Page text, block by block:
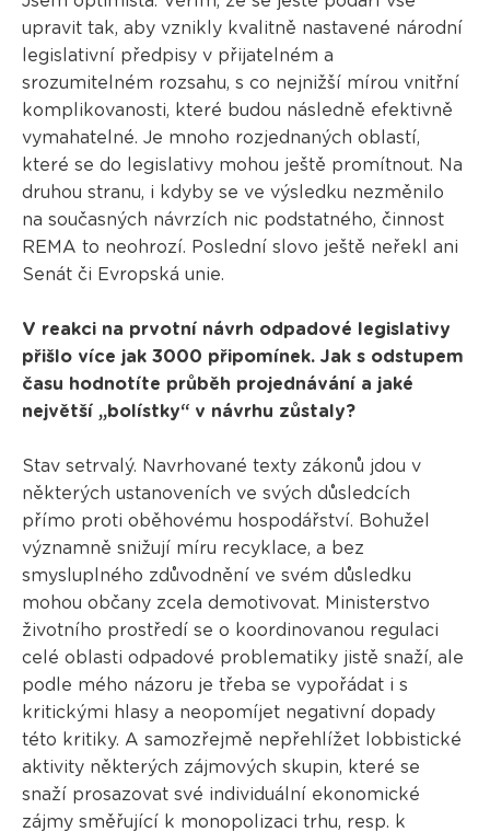
upravit tak, aby vznikly kvalitně nastavené národní
legislativní předpisy v přijatelném a
srozumitelném rozsahu, s co nejnižší mírou vnitřní
komplikovanosti, které budou následně efektivně
vymahatelné. Je mnoho rozjednaných oblastí,
které se do legislativy mohou ještě promítnout. Na
druhou stranu, i kdyby se ve výsledku nezměnilo
na současných návrzích nic podstatného, činnost
REMA to neohrozí. Poslední slovo ještě neřekl ani
Senát či Evropská unie.
V reakci na prvotní návrh odpadové legislativy
přišlo více jak 3000 připomínek. Jak s odstupem
času hodnotíte průběh projednávání a jaké
největší „bolístky“ v návrhu zůstaly?
Stav setrvalý. Navrhované texty zákonů jdou v
některých ustanoveních ve svých důsledcích
přímo proti oběhovému hospodářství. Bohužel
významně snižují míru recyklace, a bez
smysluplného zdůvodnění ve svém důsledku
mohou občany zcela demotivovat. Ministerstvo
životního prostředí se o koordinovanou regulaci
celé oblasti odpadové problematiky jistě snaží, ale
podle mého názoru je třeba se vypořádat i s
kritickými hlasy a neopomíjet negativní dopady
této kritiky. A samozřejmě nepřehlížet lobbistické
aktivity některých zájmových skupin, které se
snaží prosazovat své individuální ekonomické
zájmy směřující k monopolizaci trhu, resp. k